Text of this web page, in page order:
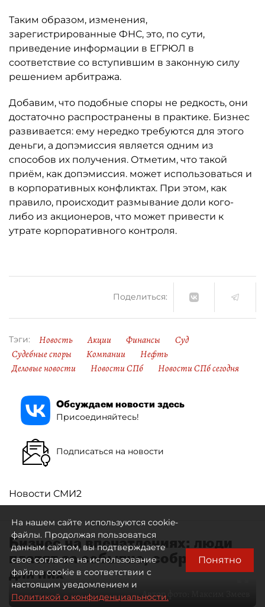
Таким образом, изменения,
зарегистрированные ФНС, это, по сути,
приведение информации в ЕГРЮЛ в
соответствие со вступившим в законную силу
решением арбитража.
Добавим, что подобные споры не редкость, они
достаточно распространены в практике. Бизнес
развивается: ему нередко требуются для этого
деньги, а допэмиссия является одним из
способов их получения. Отметим, что такой
приём, как допэмиссия. может использоваться и
в корпоративных конфликтах. При этом, как
правило, происходит размывание доли кого-
либо из акционеров, что может привести к
утрате корпоративного контроля.
Поделиться:
Тэги: Новость Акции Финансы
Суд
Судебные споры
Компании
Нефть
Деловые новости
Новости СПб Новости СПб сегодня
Обсуждаем новости здесь
Присоединяйтесь!
Подписаться на новости
Новости СМИ2
Бизнес на впечатлениях: люди
платят за событие, собранное
для них
Автор фото:
На нашем сайте используются cookie-
файлы. Продолжая пользоваться
данным сайтом, вы подтверждаете
свое согласие на использование
файлов cookie в соответствии с
настоящим уведомлением и
Политикой о конфиденциальности.
Понятно